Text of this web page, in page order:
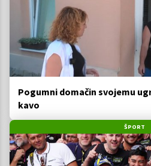
Pogumni domačin svojemu
kavo
ŠPORT